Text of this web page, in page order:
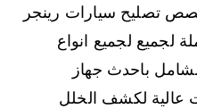
تصليح سيارات رينجر
لجميع لجميع انواع
باحدث جهاز
عالية لكشف الخلل